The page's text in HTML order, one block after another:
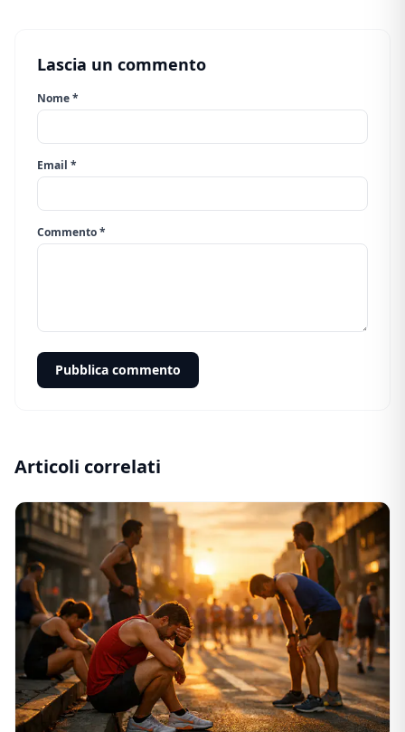
Lascia un commento
Nome *
Email *
Commento *
Pubblica commento
Articoli correlati